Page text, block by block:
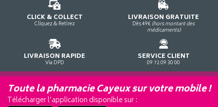
CLICK & COLLECT
Cliquez & Retirez
LIVRAISON GRATUITE
Dès 49€ (hors montant des
médicaments)
LIVRAISON RAPIDE
Via DPD
SERVICE CLIENT
09 72 09 30 00
Toute la pharmacie Cayeux sur votre mobile !
Télécharger l’application disponible sur :